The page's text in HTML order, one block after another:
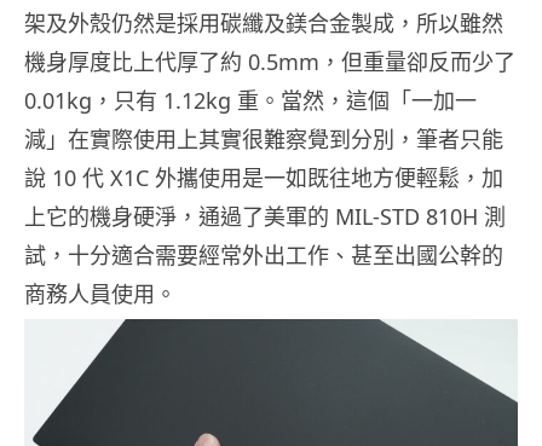
架及外殼仍然是採用碳纖及鎂合金製成，所以雖然
機身厚度比上代厚了約 0.5mm，但重量卻反而少了
0.01kg，只有 1.12kg 重。當然，這個「一加一
減」在實際使用上其實很難察覺到分別，筆者只能
說 10 代 X1C 外攜使用是一如既往地方便輕鬆，加
上它的機身硬淨，通過了美軍的 MIL-STD 810H 測
試，十分適合需要經常外出工作、甚至出國公幹的
商務人員使用。